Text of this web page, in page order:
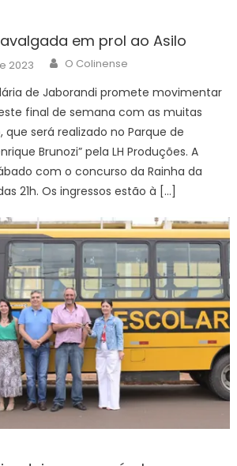
em prol ao Asilo
2023 Author
O Colinense
de Jaborandi promete movimentar
final de semana com as muitas
será realizado no Parque de
Brunozi” pela LH Produções. A
com o concurso da Rainha da
21h. Os ingressos estão à […]